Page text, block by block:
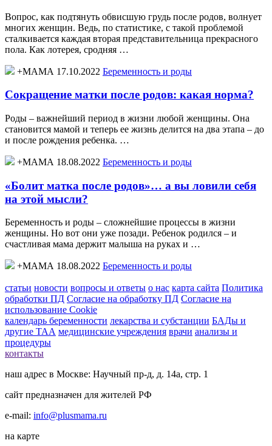
Вопрос, как подтянуть обвисшую грудь после родов, волнует
многих женщин. Ведь, по статистике, с такой проблемой
сталкивается каждая вторая представительница прекрасного
пола. Как лотерея, сродняя …
+МАМА 17.10.2022 Беременность и роды
Сокращение матки после родов: какая норма?
Роды – важнейший период в жизни любой женщины. Она
становится мамой и теперь ее жизнь делится на два этапа – до
и после рождения ребенка. …
+МАМА 18.08.2022 Беременность и роды
«Болит матка после родов»… а вы ловили себя
на этой мысли?
Беременность и роды – сложнейшие процессы в жизни
женщины. Но вот они уже позади. Ребенок родился – и
счастливая мама держит малыша на руках и …
+МАМА 18.08.2022 Беременность и роды
статьи новости вопросы и ответы о нас карта сайта Политика
обработки ПД Согласие на обработку ПД Согласие на
использование Cookie
календарь беременности лекарства и субстанции БАДы и
другие ТАА медицинские учреждения врачи анализы и
процедуры
контакты
наш адрес в Москве: Научный пр-д, д. 14а, стр. 1
сайт предназначен для жителей РФ
e-mail: info@plusmama.ru
на карте